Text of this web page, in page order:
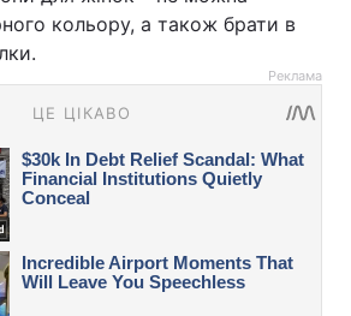
кольору, а також брати в
Реклама